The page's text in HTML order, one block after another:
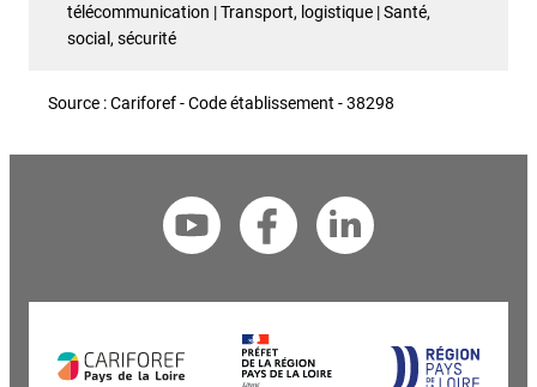
télécommunication | Transport, logistique | Santé,
social, sécurité
Source : Cariforef - Code établissement - 38298